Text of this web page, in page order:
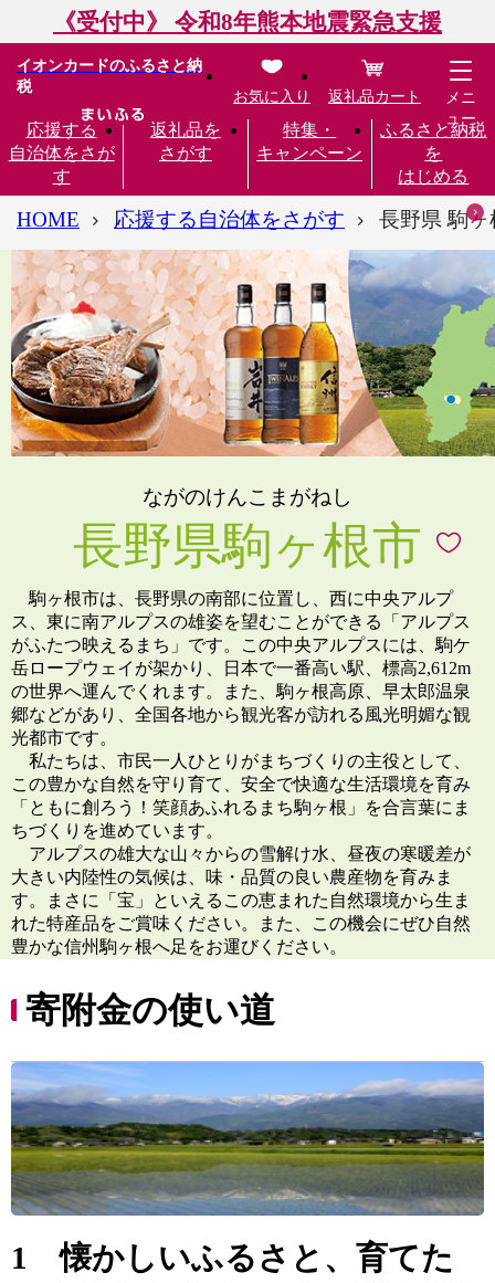
《受付中》 令和8年熊本地震緊急支援
イオンカードのふるさと納
税
応援する
自治体をさが
す
返礼品を
さがす
特集・
キャンペーン
ふるさと納税
を
はじめる
お気に入り 返礼品カート
メニ
ュー
HOME 応援する自治体をさがす 長野県 駒ヶ
ながのけんこまがねし
長野県駒ヶ根市
駒ヶ根市は、長野県の南部に位置し、西に中央アルプ
ス、東に南アルプスの雄姿を望むことができる「アルプス
がふたつ映えるまち」です。この中央アルプスには、駒ケ
岳ロープウェイが架かり、日本で一番高い駅、標高2,612m
の世界へ運んでくれます。また、駒ヶ根高原、早太郎温泉
郷などがあり、全国各地から観光客が訪れる風光明媚な観
光都市です。
私たちは、市民一人ひとりがまちづくりの主役として、
この豊かな自然を守り育て、安全で快適な生活環境を育み
「ともに創ろう！笑顔あふれるまち駒ヶ根」を合言葉にま
ちづくりを進めています。
アルプスの雄大な山々からの雪解け水、昼夜の寒暖差が
大きい内陸性の気候は、味・品質の良い農産物を育みま
す。まさに「宝」といえるこの恵まれた自然環境から生ま
れた特産品をご賞味ください。また、この機会にぜひ自然
豊かな信州駒ヶ根へ足をお運びください。
寄附金の使い道
1 懐かしいふるさと、育てた